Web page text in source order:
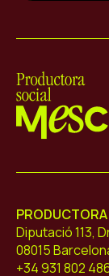
Diputació 113,
08015
+34 931 802